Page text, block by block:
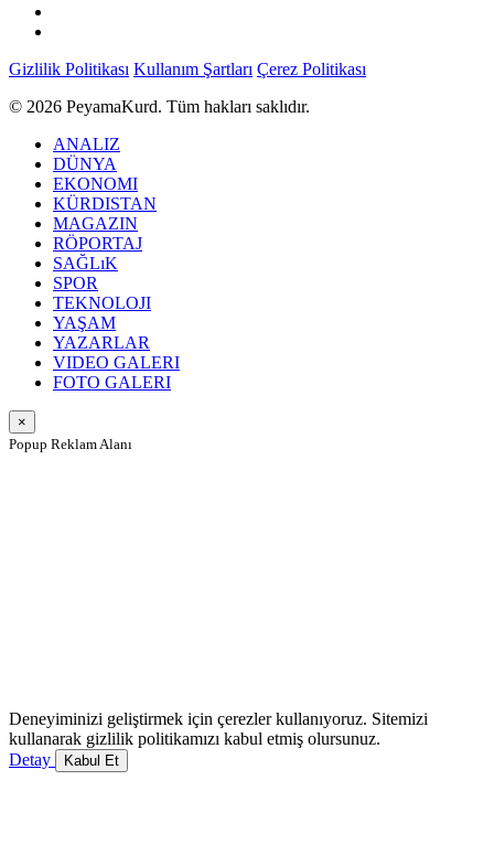
Gizlilik Politikası Kullanım Şartları Çerez Politikası
© 2026 PeyamaKurd. Tüm hakları saklıdır.
ANALIZ
DÜNYA
EKONOMI
KÜRDISTAN
MAGAZIN
RÖPORTAJ
SAĞLıK
SPOR
TEKNOLOJI
YAŞAM
YAZARLAR
VIDEO GALERI
FOTO GALERI
×
Popup Reklam Alanı
Deneyiminizi geliştirmek için çerezler kullanıyoruz. Sitemizi
kullanarak gizlilik politikamızı kabul etmiş olursunuz.
Detay
Kabul Et